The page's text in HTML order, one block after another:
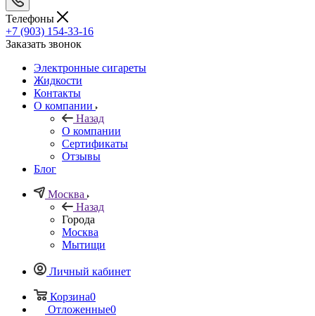
Телефоны
+7 (903) 154-33-16
Заказать звонок
Электронные сигареты
Жидкости
Контакты
О компании
Назад
О компании
Сертификаты
Отзывы
Блог
Москва
Назад
Города
Москва
Мытищи
Личный кабинет
Корзина0
Отложенные0